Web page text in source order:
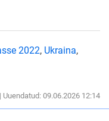
2022, Ukraina,
09.06.2026 12:14